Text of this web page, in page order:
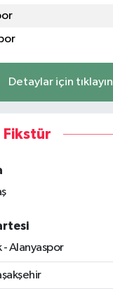
Detaylar için tıklayın
Fikstür
- Alanyaspor